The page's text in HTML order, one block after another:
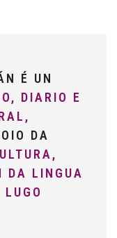
É UN
DIARIO E
DA
DA LINGUA